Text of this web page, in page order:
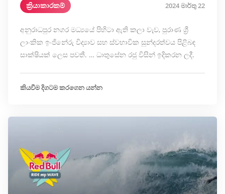
ක්‍රියාකාරකම් 2024 මාර්තු 22
අනුරාධපුර නගර මධ්‍යයේ පිහිටා ඇති කලා වැව, පුරාණ ශ්‍රී
ලාංකික ඉංජිනේරු විද්‍යාව සහ ස්වභාවික සුන්දරත්වය පිළිබඳ
සාක්ෂියක් ලෙස පවතී. … ධාතුසේන රජු විසින් ඉදිකරන ලදී.
කියවීම දිගටම කරගෙන යන්න